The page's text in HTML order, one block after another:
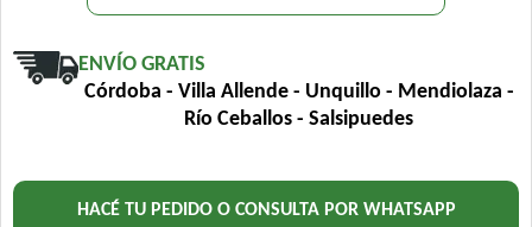
ENVÍO GRATIS
Córdoba - Villa Allende - Unquillo - Mendiolaza -
Río Ceballos - Salsipuedes
HACÉ TU PEDIDO O CONSULTA POR WHATSAPP